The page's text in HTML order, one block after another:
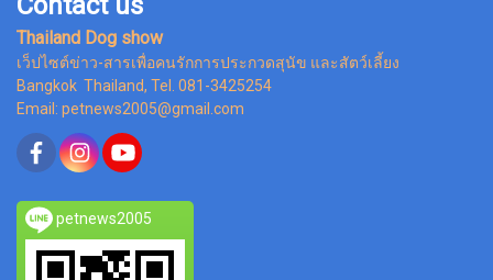
Thailand Dog show
เว็ปไซต์ข่าว-สารเพื่อคนรักการประกวดสุนัข และสัตว์เลี้ยง
Bangkok Thailand, Tel. 081-3425254
Email: petnews2005@gmail.com
petnews2005